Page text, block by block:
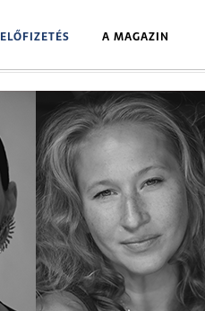
ELŐFIZETÉS A MAGAZIN